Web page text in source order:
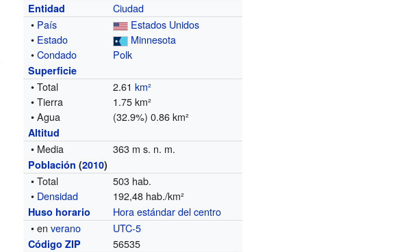
Entidad
Ciudad
• País
Estados Unidos
• Estado
Minnesota
•Condado Polk
Superficie
• Total 2.61km²
• Tierra
1.75 km²
• Agua
(32.9%) 0.86 km²
Altitud
• Media 363 m s. n. m.
Población (2010)
• Total
503 hab.
• Densidad 192,48 hab./km²
Huso horario
Hora estándar del centro
• enverano UTC-5
Código ZIP 56535